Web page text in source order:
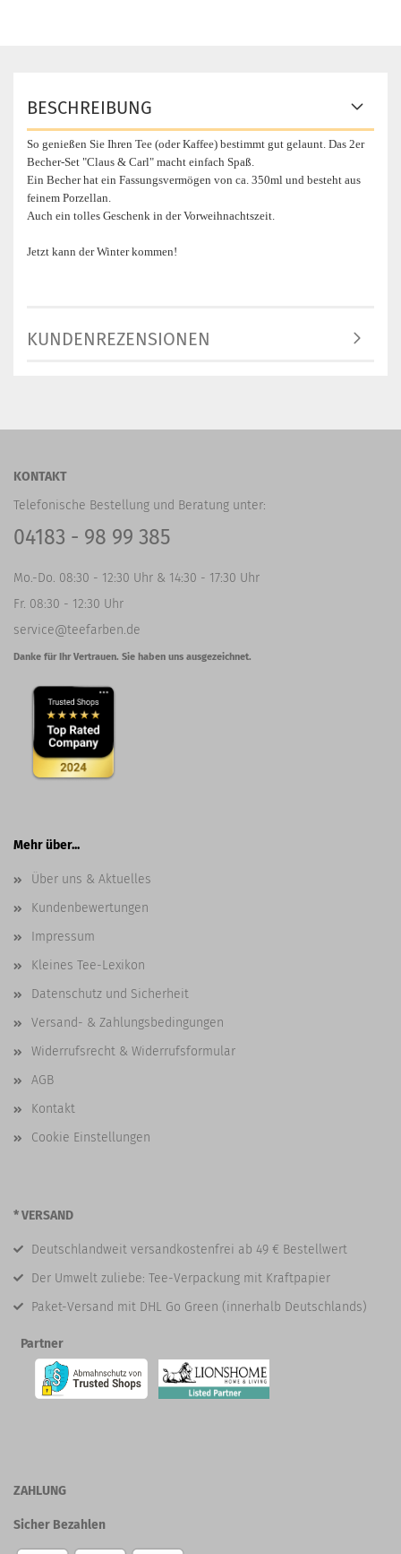
BESCHREIBUNG
So genießen Sie Ihren Tee (oder Kaffee) bestimmt gut gelaunt. Das 2er
Becher-Set "Claus & Carl" macht einfach Spaß.
Ein Becher hat ein Fassungsvermögen von ca. 350ml und besteht aus
feinem Porzellan.
Auch ein tolles Geschenk in der Vorweihnachtszeit.
Jetzt kann der Winter kommen!
KUNDENREZENSIONEN
KONTAKT
Telefonische Bestellung und Beratung unter:
04183 - 98 99 385
Mo.-Do. 08:30 - 12:30 Uhr & 14:30 - 17:30 Uhr
Fr. 08:30 - 12:30 Uhr
service@teefarben.de
Danke für Ihr Vertrauen. Sie haben uns ausgezeichnet.
Mehr über...
Über uns & Aktuelles
Kundenbewertungen
Impressum
Kleines Tee-Lexikon
Datenschutz und Sicherheit
Versand- & Zahlungsbedingungen
Widerrufsrecht & Widerrufsformular
AGB
Kontakt
Cookie Einstellungen
* VERSAND
Deutschlandweit versandkostenfrei ab 49 € Bestellwert
Der Umwelt zuliebe: Tee-Verpackung mit Kraftpapier
Paket-Versand mit DHL Go Green (innerhalb Deutschlands)
Partner
ZAHLUNG
Sicher Bezahlen